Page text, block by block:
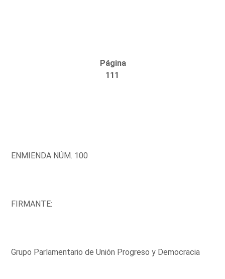
Página
111
ENMIENDA NÚM. 100
FIRMANTE:
Grupo Parlamentario de Unión Progreso y Democracia